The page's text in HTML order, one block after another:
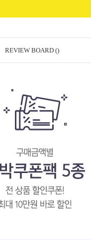
페이코 ID로 페이코 라이
REVIEW BOARD ()